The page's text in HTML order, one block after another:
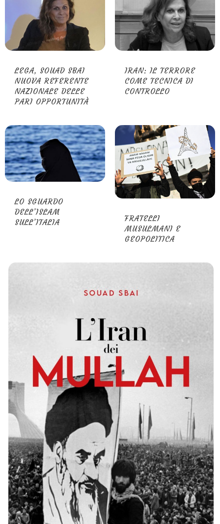
LEGA, SOUAD SBAI
NUOVA REFERENTE
NAZIONALE DELLE
PARI OPPORTUNITÀ
IRAN: IL TERRORE
COME TECNICA DI
CONTROLLO
LO SGUARDO
DELL’ISLAM
SULL’ITALIA
FRATELLI
MUSULMANI E
GEOPOLITICA